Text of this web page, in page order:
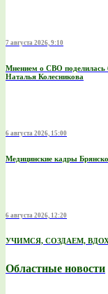
7 августа 2026, 9:10
Мнением о СВО поделилась
Наталья Колесникова
6 августа 2026, 15:00
Медицинские кадры
6 августа 2026, 12:20
УЧИМСЯ, СОЗДАЕМ,
Областные новости